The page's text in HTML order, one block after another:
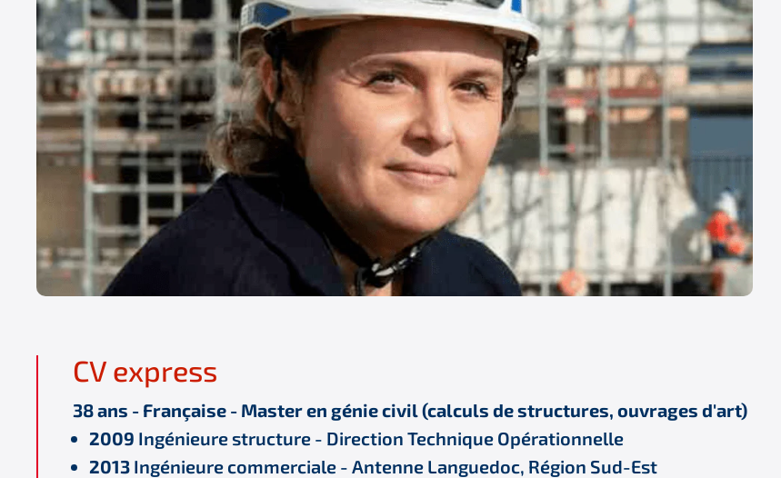
CV express
38 ans - Française - Master en génie civil (calculs de structures, ouvrages d'art)
2009 Ingénieure structure - Direction Technique Opérationnelle
2013 Ingénieure commerciale - Antenne Languedoc, Région Sud-Est